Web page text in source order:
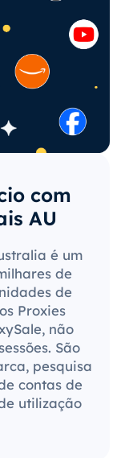
com
AU
é um
de
de
Proxies
não
São
pesquisa
contas de
utilização